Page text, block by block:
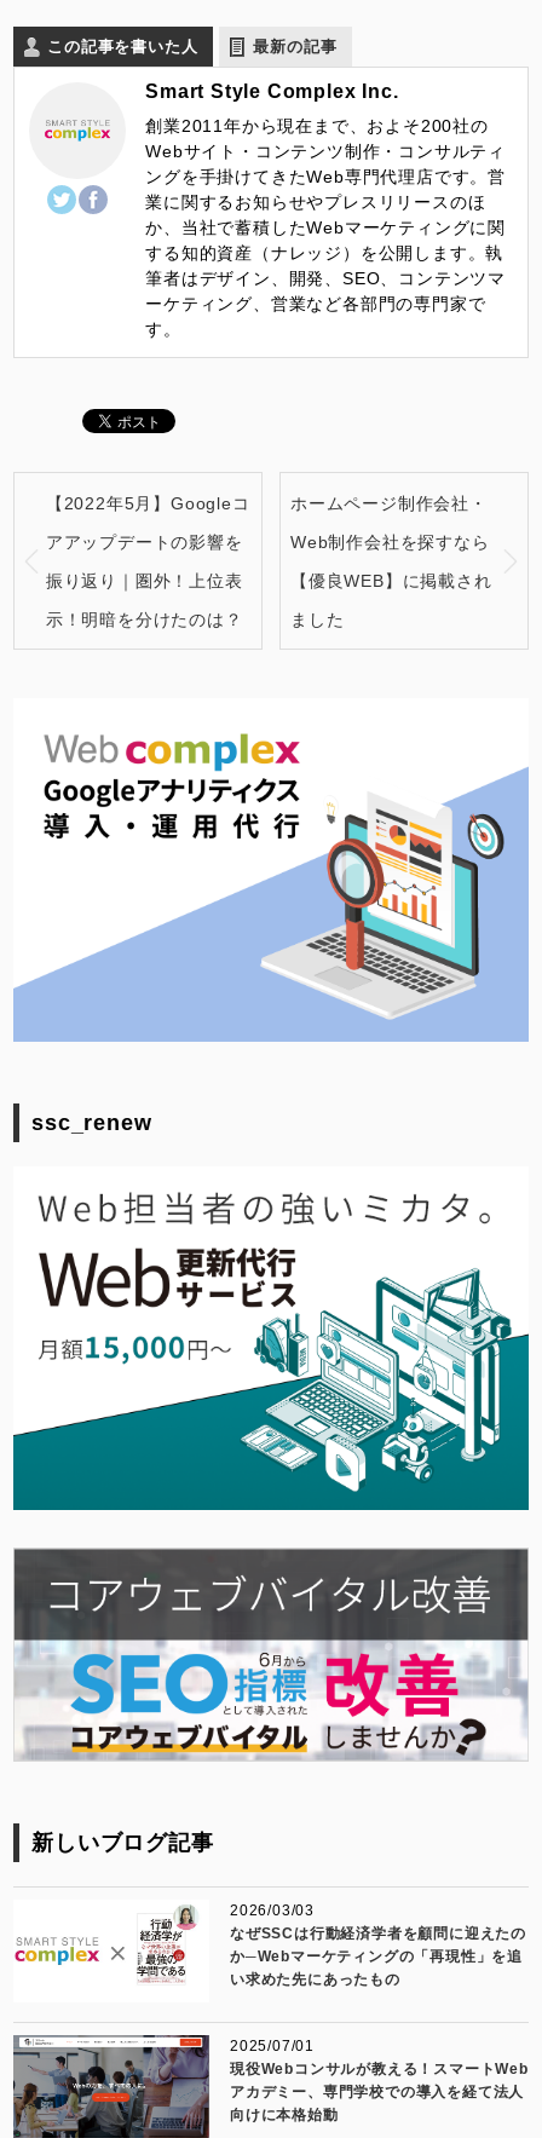
この記事を書いた人 最新の記事
Smart Style Complex Inc.
創業2011年から現在まで、およそ200社の
Webサイト・コンテンツ制作・コンサルティ
ングを手掛けてきたWeb専門代理店です。営
業に関するお知らせやプレスリリースのほ
か、当社で蓄積したWebマーケティングに関
する知的資産（ナレッジ）を公開します。執
筆者はデザイン、開発、SEO、コンテンツマ
ーケティング、営業など各部門の専門家で
す。
【2022年5月】Googleコ
アアップデートの影響を
振り返り｜圏外！上位表
示！明暗を分けたのは？
ホームページ制作会社・
Web制作会社を探すなら
【優良WEB】に掲載され
ました
ssc_renew
新しいブログ記事
2026/03/03
なぜSSCは行動経済学者を顧問に迎えたの
か─Webマーケティングの「再現性」を追
い求めた先にあったもの
2025/07/01
現役Webコンサルが教える！スマートWeb
アカデミー、専門学校での導入を経て法人
向けに本格始動